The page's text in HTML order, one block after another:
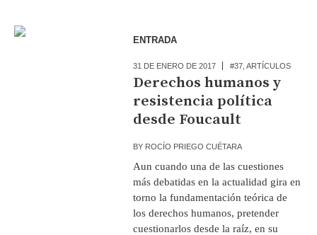
ENTRADA
31 DE ENERO DE 2017 #37 ,ARTÍCULOS
Derechos humanos y
resistencia política
desde Foucault
BY ROCÍO PRIEGO CUÉTARA
Aun cuando una de las cuestiones
más debatidas en la actualidad gira en
torno la fundamentación teórica de
los derechos humanos, pretender
cuestionarlos desde la raíz, en su